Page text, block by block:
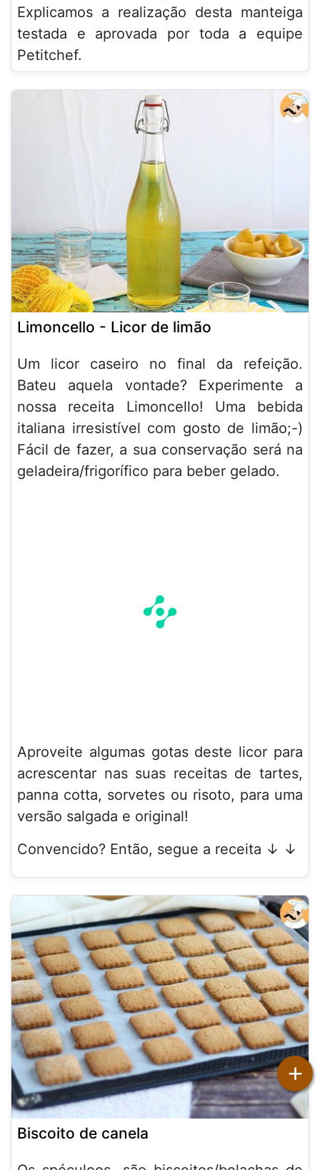
Explicamos a realização desta manteiga
testada e aprovada por toda a equipe
Petitchef.
Limoncello - Licor de limão
Um licor caseiro no final da refeição.
Bateu aquela vontade? Experimente a
nossa receita Limoncello! Uma bebida
italiana irresistível com gosto de limão;-)
Fácil de fazer, a sua conservação será na
geladeira/frigorífico para beber gelado.
Aproveite algumas gotas deste licor para
acrescentar nas suas receitas de tartes,
panna cotta, sorvetes ou risoto, para uma
versão salgada e original!
Convencido? Então, segue a receita ↓ ↓
Biscoito de canela
+